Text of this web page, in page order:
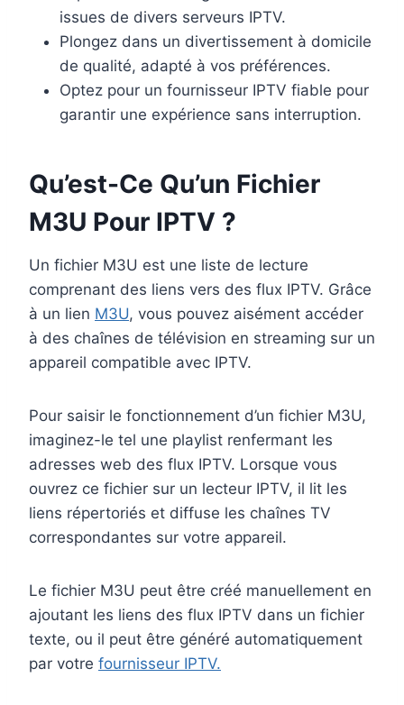
issues de divers serveurs IPTV.
Plongez dans un divertissement à domicile
de qualité, adapté à vos préférences.
Optez pour un fournisseur IPTV fiable pour
garantir une expérience sans interruption.
Qu’est-Ce Qu’un Fichier
M3U Pour IPTV ?
Un fichier M3U est une liste de lecture
comprenant des liens vers des flux IPTV. Grâce
à un lien M3U, vous pouvez aisément accéder
à des chaînes de télévision en streaming sur un
appareil compatible avec IPTV.
Pour saisir le fonctionnement d’un fichier M3U,
imaginez-le tel une playlist renfermant les
adresses web des flux IPTV. Lorsque vous
ouvrez ce fichier sur un lecteur IPTV, il lit les
liens répertoriés et diffuse les chaînes TV
correspondantes sur votre appareil.
Le fichier M3U peut être créé manuellement en
ajoutant les liens des flux IPTV dans un fichier
texte, ou il peut être généré automatiquement
par votre fournisseur IPTV.